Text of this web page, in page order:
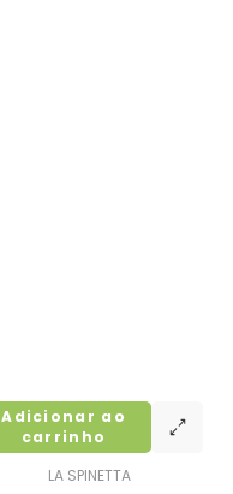
LA SPINETTA
Adicionar ao
carrinho